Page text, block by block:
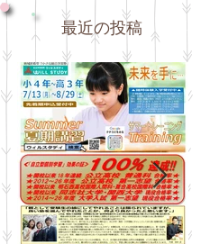
最近の投稿